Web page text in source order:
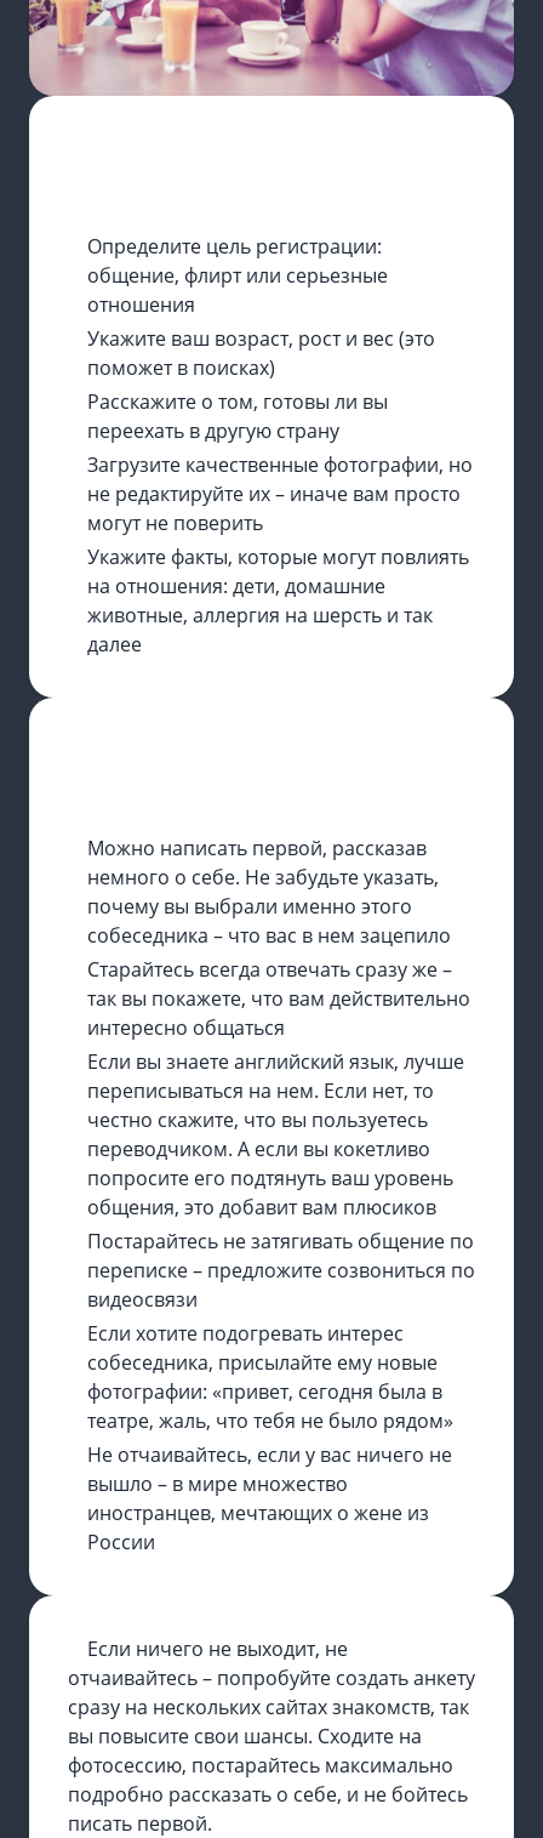
Определите цель регистрации:
общение, флирт или серьезные
отношения
Укажите ваш возраст, рост и вес (это
поможет в поисках)
Расскажите о том, готовы ли вы
переехать в другую страну
Загрузите качественные фотографии, но
не редактируйте их – иначе вам просто
могут не поверить
Укажите факты, которые могут повлиять
на отношения: дети, домашние
животные, аллергия на шерсть и так
далее
Можно написать первой, рассказав
немного о себе. Не забудьте указать,
почему вы выбрали именно этого
собеседника – что вас в нем зацепило
Старайтесь всегда отвечать сразу же –
так вы покажете, что вам действительно
интересно общаться
Если вы знаете английский язык, лучше
переписываться на нем. Если нет, то
честно скажите, что вы пользуетесь
переводчиком. А если вы кокетливо
попросите его подтянуть ваш уровень
общения, это добавит вам плюсиков
Постарайтесь не затягивать общение по
переписке – предложите созвониться по
видеосвязи
Если хотите подогревать интерес
собеседника, присылайте ему новые
фотографии: «привет, сегодня была в
театре, жаль, что тебя не было рядом»
Не отчаивайтесь, если у вас ничего не
вышло – в мире множество
иностранцев, мечтающих о жене из
России
Если ничего не выходит, не
отчаивайтесь – попробуйте создать анкету
сразу на нескольких сайтах знакомств, так
вы повысите свои шансы. Сходите на
фотосессию, постарайтесь максимально
подробно рассказать о себе, и не бойтесь
писать первой.